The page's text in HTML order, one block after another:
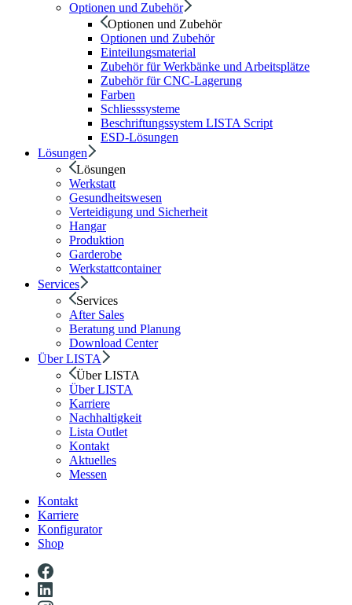
Optionen und Zubehör
Optionen und Zubehör
Optionen und Zubehör
Einteilungsmaterial
Zubehör für Werkbänke und Arbeitsplätze
Zubehör für CNC-Lagerung
Farben
Schliesssysteme
Beschriftungssystem LISTA Script
ESD-Lösungen
Lösungen
Lösungen
Werkstatt
Gesundheitswesen
Verteidigung und Sicherheit
Hangar
Produktion
Garderobe
Werkstattcontainer
Services
Services
After Sales
Beratung und Planung
Download Center
Über LISTA
Über LISTA
Über LISTA
Karriere
Nachhaltigkeit
Lista Outlet
Kontakt
Aktuelles
Messen
Kontakt
Karriere
Konfigurator
Shop